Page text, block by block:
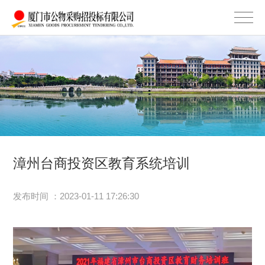
漳州台商投资区教育系统培训
发布时间 ：2023-01-11 17:26:30